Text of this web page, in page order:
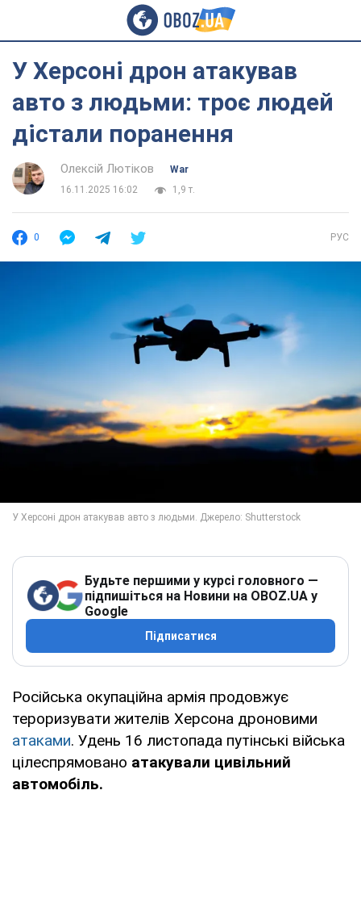
У Херсоні дрон атакував
авто з людьми: троє людей
дістали поранення
Олексій Лютіков
War
16.11.2025 16:02
1,9 т.
0 РУС
Будьте першими у курсі головного —
підпишіться на Новини на OBOZ.UA у
Google
Підписатися
Російська окупаційна армія продовжує
тероризувати жителів Херсона дроновими
атаками. Удень 16 листопада путінські війська
цілеспрямовано атакували цивільний
автомобіль.